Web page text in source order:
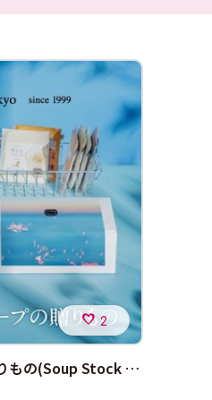
夏をいたわる、スープの贈りもの(Soup Stock Tokyoの夏ギフト)
2